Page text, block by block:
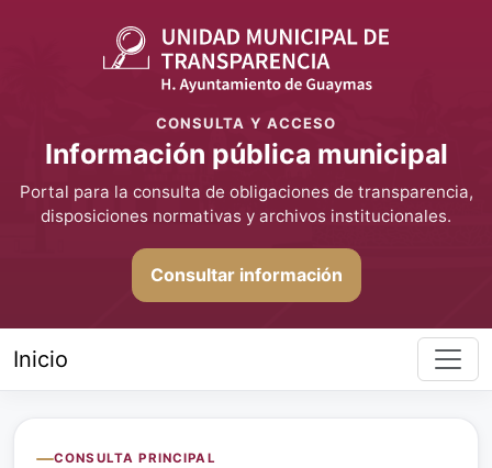
CONSULTA Y ACCESO
Información pública municipal
Portal para la consulta de obligaciones de transparencia,
disposiciones normativas y archivos institucionales.
Consultar información
Inicio
CONSULTA PRINCIPAL